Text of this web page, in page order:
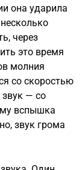
она ударила
через
это время
молния
со скоростью
звук — со
вспышка
звук грома